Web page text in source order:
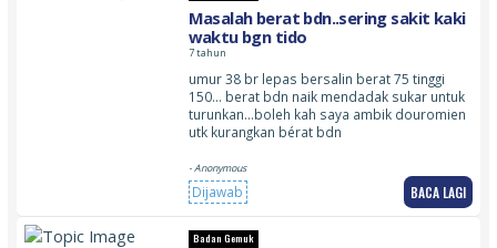
Masalah berat bdn..sering sakit kaki
waktu bgn tido
7 tahun
umur 38 br lepas bersalin berat 75 tinggi
150… berat bdn naik mendadak sukar untuk
turunkan…boleh kah saya ambik douromien
utk kurangkan bérat bdn
- Anonymous
Dijawab BACA LAGI
Badan Gemuk